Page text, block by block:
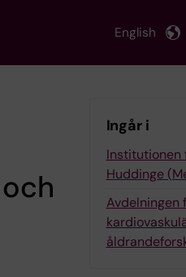
English
Ingår i
Institutionen
Huddinge
Avdelningen